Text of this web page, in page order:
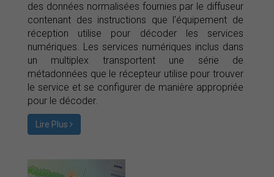
des données normalisées fournies par le diffuseur
contenant des instructions que l'équipement de
réception utilise pour décoder les services
numériques. Les services numériques inclus dans
un multiplex transportent une série de
métadonnées que le récepteur utilise pour trouver
le service et se configurer de manière appropriée
pour le décoder.
Lire Plus